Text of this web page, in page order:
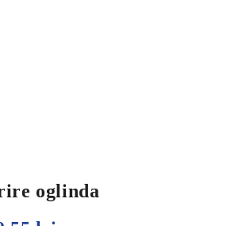
oglinda